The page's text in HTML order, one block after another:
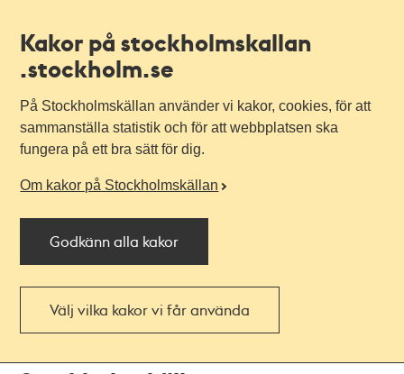
Kakor på stockholmskallan
.stockholm.se
På Stockholmskällan använder vi kakor, cookies, för att
sammanställa statistik och för att webbplatsen ska
fungera på ett bra sätt för dig.
Om kakor på Stockholmskällan
Godkänn alla kakor
Välj vilka kakor vi får använda